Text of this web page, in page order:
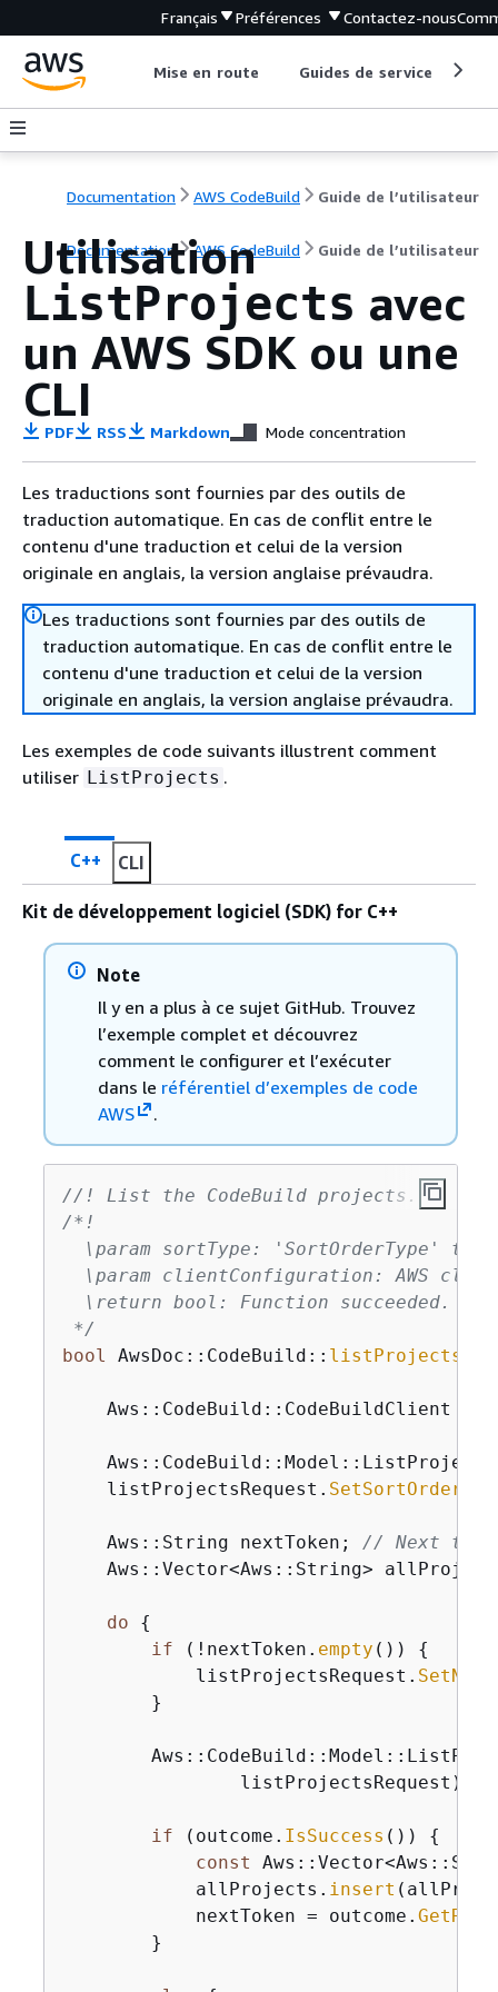
Français Préférences Contactez-nous
Mise en route Guides de service
Documentation AWS CodeBuild Guide de l’utilisateur
Documentation AWS CodeBuild Guide de l’utilisateur
Utilisation
ListProjects avec
un AWS SDK ou une
CLI
PDF RSS Markdown Mode concentration
Les traductions sont fournies par des outils de
traduction automatique. En cas de conflit entre le
contenu d'une traduction et celui de la version
originale en anglais, la version anglaise prévaudra.
Les traductions sont fournies par des outils de
traduction automatique. En cas de conflit entre le
contenu d'une traduction et celui de la version
originale en anglais, la version anglaise prévaudra.
Les exemples de code suivants illustrent comment
utiliser ListProjects .
C++ CLI
Kit de développement logiciel (SDK) for C++
Note
Il y en a plus à ce sujet GitHub. Trouvez
l’exemple complet et découvrez
comment le configurer et l’exécuter
dans le référentiel d’exemples de code
AWS
.
//! List the CodeBuild projects.
/*!
\param sortType: 'SortOrderType'
\param clientConfiguration: AWS
  \return bool: Function succeeded.
*/
bool AwsDoc::CodeBuild:: listProjects
    Aws::
CodeBuild::CodeBuildClient
    listProjectsRequest.
SetSortOrder
    Aws::String nextToken;
// Next
Aws::Vector<Aws::String>
do
{
if (!nextToken. empty ()) {
            listProjectsRequest.
        }
                listProjectsRequest);
if (outcome. IsSuccess ()) {
const
            allProjects.
insert
            nextToken = outcome.
        }